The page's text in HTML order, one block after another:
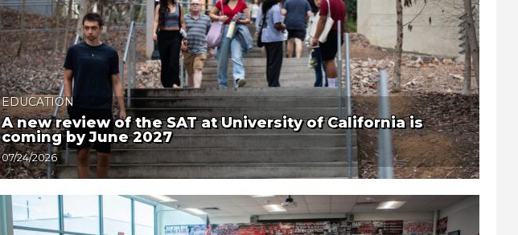
EDUCATION
A new review of the SAT at University of California is
coming by June 2027
07/24/2026